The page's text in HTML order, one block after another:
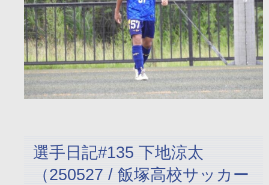
選手日記#135 下地涼太
（250527 / 飯塚高校サッカー